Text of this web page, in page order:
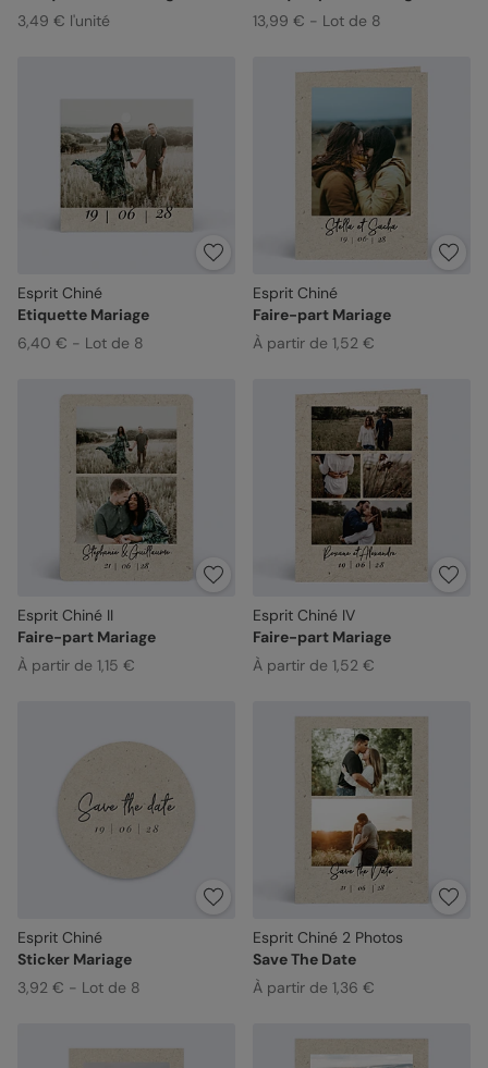
3,49 € l'unité
13,99 € - Lot de 8
Esprit Chiné
Etiquette Mariage
6,40 € - Lot de 8
Esprit Chiné
Faire-part Mariage
À partir de 1,52 €
Esprit Chiné II
Faire-part Mariage
À partir de 1,15 €
Esprit Chiné IV
Faire-part Mariage
À partir de 1,52 €
Esprit Chiné
Sticker Mariage
3,92 € - Lot de 8
Esprit Chiné 2 Photos
Save The Date
À partir de 1,36 €